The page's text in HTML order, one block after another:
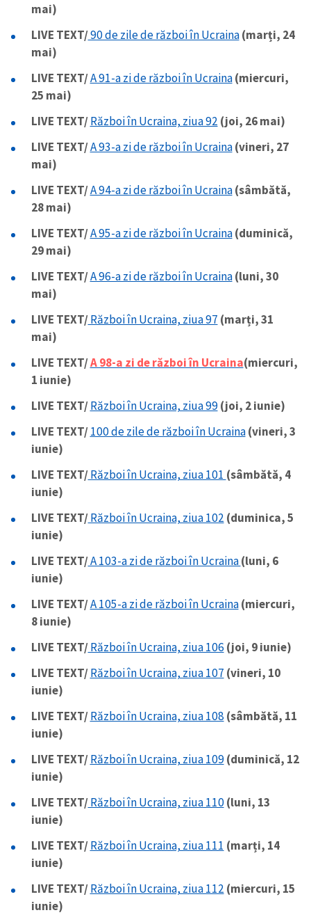
mai)
LIVE TEXT/90 de zile de război în Ucraina(marți, 24
mai)
LIVE TEXT/A 91-a zi de război în Ucraina(miercuri,
25 mai)
LIVE TEXT/Război în Ucraina, ziua 92 (joi, 26 mai)
LIVE TEXT/A 93-a zi de război în Ucraina(vineri, 27
mai)
LIVE TEXT/A 94-a zi de război în Ucraina(sâmbătă,
28 mai)
LIVE TEXT/A 95-a zi de război în Ucraina(duminică,
29 mai)
LIVE TEXT/A 96-a zi de război în Ucraina(luni, 30
mai)
LIVE TEXT/Război în Ucraina, ziua 97 (marți, 31
mai)
LIVE TEXT/A 98-a zi de război în Ucraina(miercuri,
1 iunie)
LIVE TEXT/Război în Ucraina, ziua 99(joi, 2 iunie)
LIVE TEXT/100 de zile de război în Ucraina(vineri, 3
iunie)
LIVE TEXT/Război în Ucraina, ziua 101 (sâmbătă, 4
iunie)
LIVE TEXT/Război în Ucraina, ziua 102 (duminica, 5
iunie)
LIVE TEXT/A 103-a zi de război în Ucraina(luni, 6
iunie)
LIVE TEXT/A 105-a zi de război în Ucraina(miercuri,
8 iunie)
LIVE TEXT/Război în Ucraina, ziua 106 (joi, 9 iunie)
LIVE TEXT/Război în Ucraina, ziua 107 (vineri, 10
iunie)
LIVE TEXT/Război în Ucraina, ziua 108 (sâmbătă, 11
iunie)
LIVE TEXT/Război în Ucraina, ziua 109(duminică, 12
iunie)
LIVE TEXT/Război în Ucraina, ziua 110(luni, 13
iunie)
LIVE TEXT/Război în Ucraina, ziua 111 (marți, 14
iunie)
LIVE TEXT/Război în Ucraina, ziua 112 (miercuri, 15
iunie)